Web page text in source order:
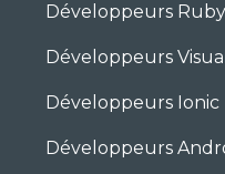
Développeurs Ruby
Développeurs
Développeurs Ionic
Développeurs